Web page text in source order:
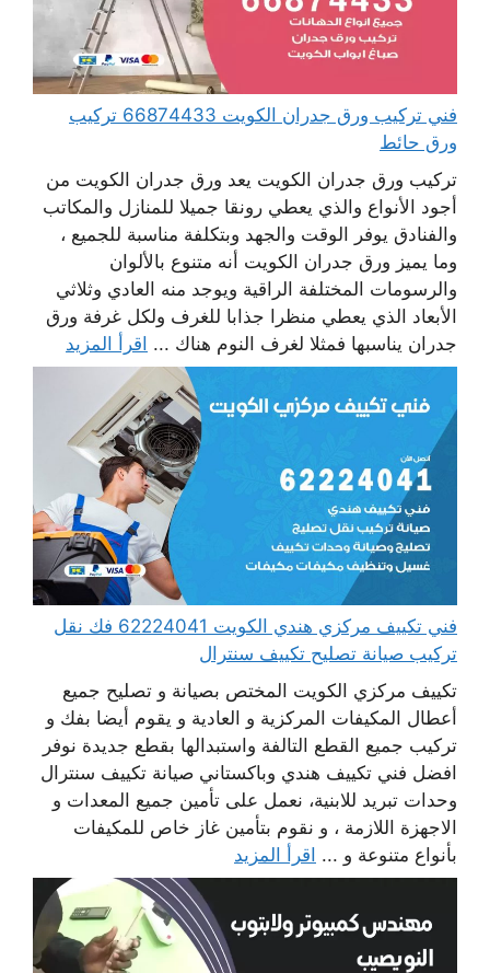
فني تركيب ورق جدران الكويت 66874433 تركيب
ورق حائط
تركيب ورق جدران الكويت يعد ورق جدران الكويت من
أجود الأنواع والذي يعطي رونقا جميلا للمنازل والمكاتب
والفنادق يوفر الوقت والجهد وبتكلفة مناسبة للجميع ،
وما يميز ورق جدران الكويت أنه متنوع بالألوان
والرسومات المختلفة الراقية ويوجد منه العادي وثلاثي
الأبعاد الذي يعطي منظرا جذابا للغرف ولكل غرفة ورق
جدران يناسبها فمثلا لغرف النوم هناك ... اقرأ المزيد
فني تكييف مركزي هندي الكويت 62224041 فك نقل
تركيب صيانة تصليح تكييف سنترال
تكييف مركزي الكويت المختص بصيانة و تصليح جميع
أعطال المكيفات المركزية و العادية و يقوم أيضا بفك و
تركيب جميع القطع التالفة واستبدالها بقطع جديدة نوفر
افضل فني تكييف هندي وباكستاني صيانة تكييف سنترال
وحدات تبريد للابنية، نعمل على تأمين جميع المعدات و
الاجهزة اللازمة ، و نقوم بتأمين غاز خاص للمكيفات
بأنواع متنوعة و ... اقرأ المزيد